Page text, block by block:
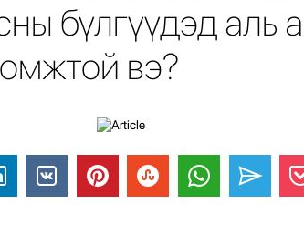
бүлгүүдэд аль
вэ?